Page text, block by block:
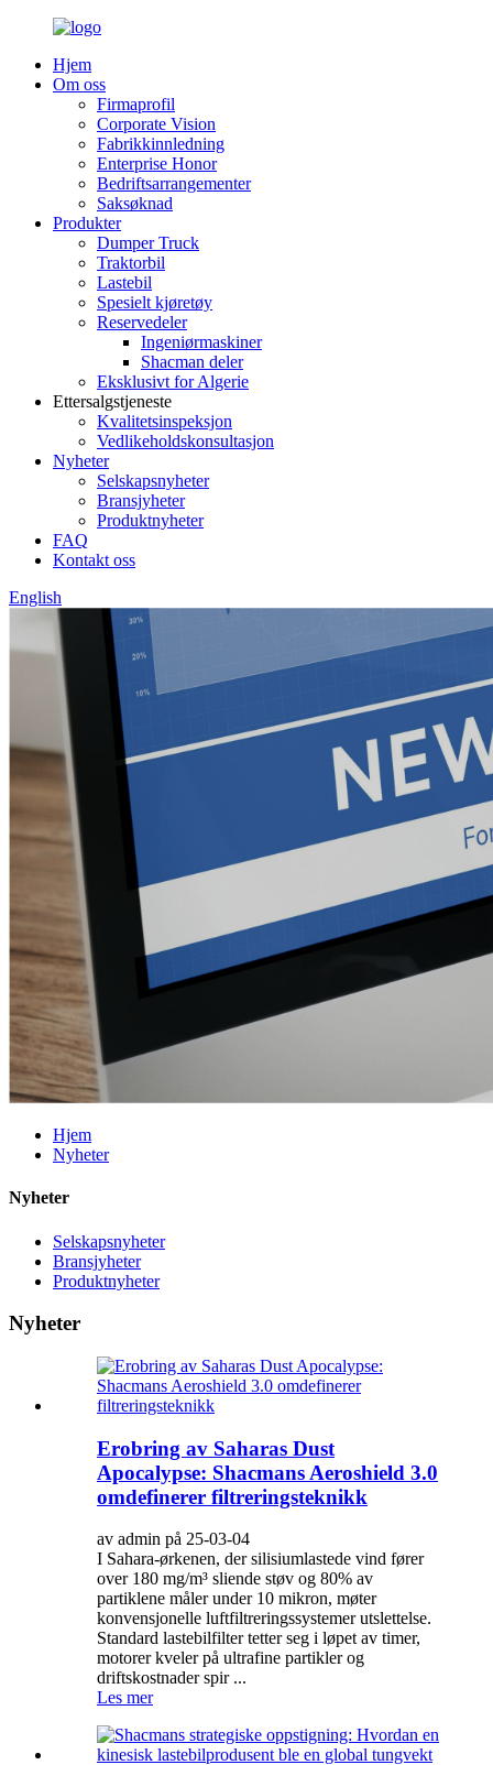
Hjem
Om oss
Firmaprofil
Corporate Vision
Fabrikkinnledning
Enterprise Honor
Bedriftsarrangementer
Saksøknad
Produkter
Dumper Truck
Traktorbil
Lastebil
Spesielt kjøretøy
Reservedeler
Ingeniørmaskiner
Shacman deler
Eksklusivt for Algerie
Ettersalgstjeneste
Kvalitetsinspeksjon
Vedlikeholdskonsultasjon
Nyheter
Selskapsnyheter
Bransjyheter
Produktnyheter
FAQ
Kontakt oss
English
Hjem
Nyheter
Nyheter
Selskapsnyheter
Bransjyheter
Produktnyheter
Nyheter
Erobring av Saharas Dust
Apocalypse: Shacmans Aeroshield 3.0
omdefinerer filtreringsteknikk
av admin på 25-03-04
I Sahara-ørkenen, der silisiumlastede vind fører
over 180 mg/m³ sliende støv og 80% av
partiklene måler under 10 mikron, møter
konvensjonelle luftfiltreringssystemer utslettelse.
Standard lastebilfilter tetter seg i løpet av timer,
motorer kveler på ultrafine partikler og
driftskostnader spir ...
Les mer